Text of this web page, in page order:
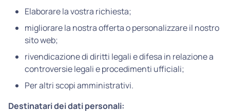
Elaborare la vostra richiesta;
migliorare la nostra offerta o personalizzare il nostro
sito web;
rivendicazione di diritti legali e difesa in relazione a
controversie legali e procedimenti ufficiali;
Per altri scopi amministrativi.
Destinatari dei dati personali: